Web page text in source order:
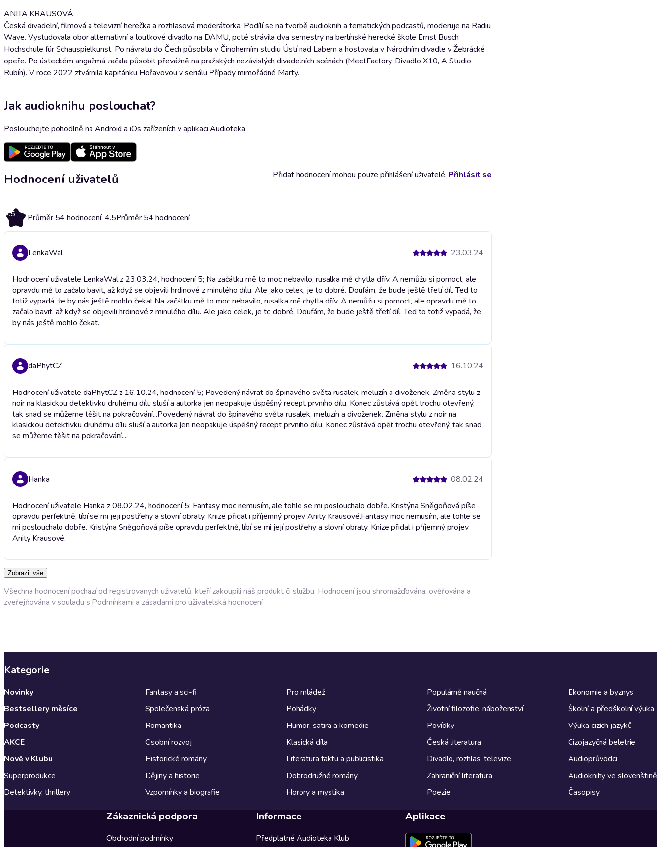
ANITA KRAUSOVÁ
Česká divadelní, filmová a televizní herečka a rozhlasová moderátorka. Podílí se na tvorbě audioknih a tematických podcastů, moderuje na Radiu
Wave. Vystudovala obor alternativní a loutkové divadlo na DAMU, poté strávila dva semestry na berlínské herecké škole Ernst Busch
Hochschule für Schauspielkunst. Po návratu do Čech působila v Činoherním studiu Ústí nad Labem a hostovala v Národním divadle v Žebrácké
opeře. Po ústeckém angažmá začala působit převážně na pražských nezávislých divadelních scénách (MeetFactory, Divadlo X10, A Studio
Rubín). V roce 2022 ztvárnila kapitánku Hořavovou v seriálu Případy mimořádné Marty.
Jak audioknihu poslouchat?
Poslouchejte pohodlně na Android a iOs zařízeních v aplikaci Audioteka
Hodnocení uživatelů
4.5 Průměr 54 hodnocení: 4.5Průměr 54 hodnocení
Přidat hodnocení mohou pouze přihlášení uživatelé. Přihlásit se
LenkaWal 23.03.24
Hodnocení uživatele LenkaWal z 23.03.24, hodnocení 5; Na začátku mě to moc nebavilo, rusalka mě chytla dřív. A nemůžu si pomoct, ale
opravdu mě to začalo bavit, až když se objevili hrdinové z minulého dílu. Ale jako celek, je to dobré. Doufám, že bude ještě třetí díl. Ted to
totiž vypadá, že by nás ještě mohlo čekat.Na začátku mě to moc nebavilo, rusalka mě chytla dřív. A nemůžu si pomoct, ale opravdu mě to
začalo bavit, až když se objevili hrdinové z minulého dílu. Ale jako celek, je to dobré. Doufám, že bude ještě třetí díl. Ted to totiž vypadá, že
by nás ještě mohlo čekat.
daPhytCZ 16.10.24
Hodnocení uživatele daPhytCZ z 16.10.24, hodnocení 5; Povedený návrat do špinavého světa rusalek, meluzín a divoženek. Změna stylu z
noir na klasickou detektivku druhému dílu sluší a autorka jen neopakuje úspěšný recept prvního dílu. Konec zůstává opět trochu otevřený,
tak snad se můžeme těšit na pokračování...Povedený návrat do špinavého světa rusalek, meluzín a divoženek. Změna stylu z noir na
klasickou detektivku druhému dílu sluší a autorka jen neopakuje úspěšný recept prvního dílu. Konec zůstává opět trochu otevřený, tak snad
se můžeme těšit na pokračování...
Hanka 08.02.24
Hodnocení uživatele Hanka z 08.02.24, hodnocení 5; Fantasy moc nemusím, ale tohle se mi poslouchalo dobře. Kristýna Sněgoňová píše
opravdu perfektně, líbí se mi její postřehy a slovní obraty. Knize přidal i příjemný projev Anity Krausové.Fantasy moc nemusím, ale tohle se
mi poslouchalo dobře. Kristýna Sněgoňová píše opravdu perfektně, líbí se mi její postřehy a slovní obraty. Knize přidal i příjemný projev
Anity Krausové.
Zobrazit vše
Všechna hodnocení pochází od registrovaných uživatelů, kteří zakoupili náš produkt či službu. Hodnocení jsou shromažďována, ověřována a
zveřejňována v souladu s Podmínkami a zásadami pro uživatelská hodnocení
Kategorie
Novinky
Bestsellery měsíce
Podcasty
AKCE
Nově v Klubu
Superprodukce
Detektivky, thrillery
Fantasy a sci-fi
Společenská próza
Romantika
Osobní rozvoj
Historické romány
Dějiny a historie
Vzpomínky a biografie
Pro mládež
Pohádky
Humor, satira a komedie
Klasická díla
Literatura faktu a publicistika
Dobrodružné romány
Horory a mystika
Populárně naučná
Životní filozofie, náboženství
Povídky
Česká literatura
Divadlo, rozhlas, televize
Zahraniční literatura
Poezie
Ekonomie a byznys
Školní a předškolní výuka
Výuka cizích jazyků
Cizojazyčná beletrie
Audioprůvodci
Audioknihy ve slovenštině
Časopisy
Zákaznická podpora
Obchodní podmínky
Informace
Předplatné Audioteka Klub
Aplikace